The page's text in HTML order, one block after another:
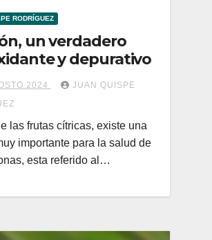
RODRÍGUEZ
un verdadero
y depurativo
2024
JUAN QUISPE
las frutas cítricas, existe una
importante para la salud de
esta referido al…